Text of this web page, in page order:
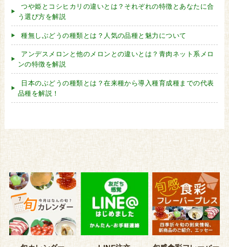
つや姫とコシヒカリの違いとは？それぞれの特徴とあなたに合
う選び方を解説
種無しぶどうの種類とは？人気の品種と魅力について
アンデスメロンと他のメロンとの違いとは？青肉ネット系メロ
ンの特徴を解説
日本のぶどうの種類とは？在来種から導入種育成種までの代表
品種を解説！